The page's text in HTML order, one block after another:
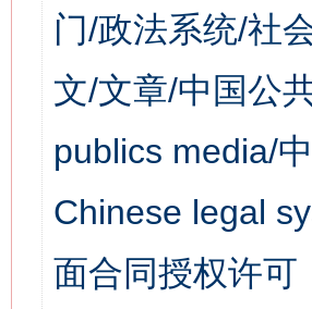
门/政法系统/社
文/文章/中国公
publics media/
Chinese legal
面合同授权许可